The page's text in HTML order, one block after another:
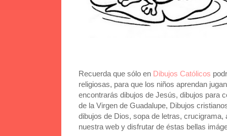
Recuerda que sólo en Dibujos Católicos
religiosas, para que los niños aprendan
encontrarás dibujos de Jesús, dibujos para
de la Virgen de Guadalupe, Dibujos
dibujos de Dios, sopa de letras,
nuestra web y disfrutar de éstas bellas